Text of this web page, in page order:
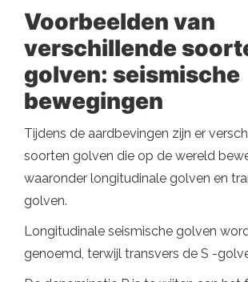
Voorbeelden van
verschillende
golven: seismische
bewegingen
Tijdens de aardbevingen zijn er
soorten golven die op de wereld
waaronder longitudinale golven en
golven.
Longitudinale seismische golven
genoemd, terwijl transvers de S -